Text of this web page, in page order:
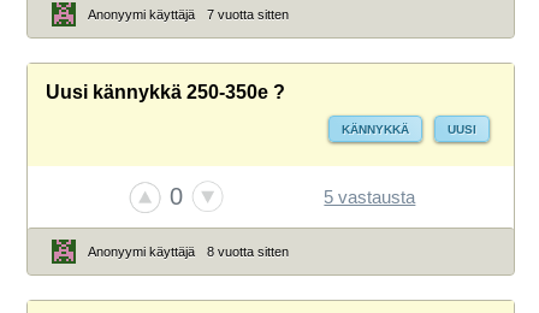
Anonyymi käyttäjä 7 vuotta sitten
Uusi kännykkä 250-350e ?
KÄNNYKKÄ UUSI
0 5 vastausta
Anonyymi käyttäjä 8 vuotta sitten